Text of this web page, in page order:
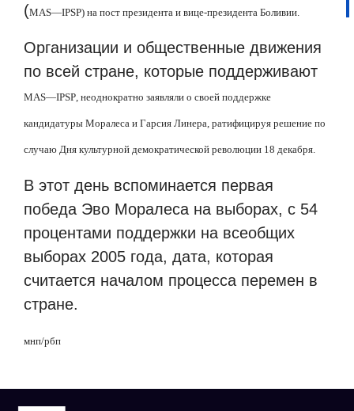
(MAS—IPSP) на пост президента и вице-президента Боливии.
Организации и общественные движения
по всей стране, которые поддерживают
MAS—IPSP, неоднократно заявляли о своей поддержке
кандидатуры Моралеса и Гарсия Линера, ратифицируя решение по
случаю Дня культурной демократической революции 18 декабря.
В этот день вспоминается первая
победа Эво Моралеса на выборах, с 54
процентами поддержки на всеобщих
выборах 2005 года, дата, которая
считается началом процесса перемен в
стране.
мнп/рбп